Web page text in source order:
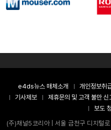
e4ds뉴스 매체소개 개인정보취
기사제보
제휴문의 및 고객 불만 신
보도
(주)채널5코리아 | 서울 금천구 디지털